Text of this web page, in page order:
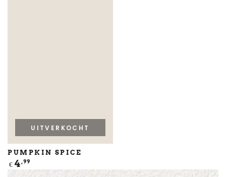
PUMPKIN SPICE
Normale
prijs
€ 4,99
UITVERKOCHT